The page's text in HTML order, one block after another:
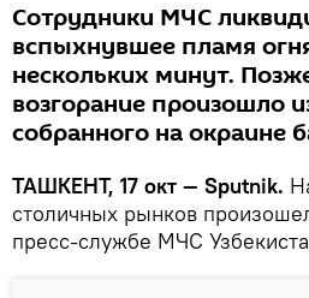
Сотрудники МЧС
вспыхнувшее пламя
нескольких минут.
возгорание произошло
собранного на окраине
ТАШКЕНТ, 17 окт — Sputnik.
столичных рынков
пресс-службе МЧС